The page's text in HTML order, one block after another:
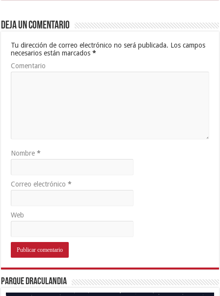
Deja un comentario
Tu dirección de correo electrónico no será publicada. Los campos
necesarios están marcados*
Comentario
Nombre*
Correo electrónico*
Web
Parque Draculandia